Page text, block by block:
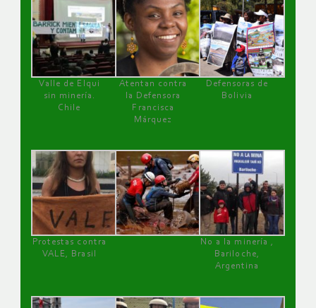
Valle de Elqui
sin minería.
Chile
Atentan contra
la Defensora
Francisca
Márquez
Defensoras de
Bolivia
Protestas contra
VALE, Brasil
No a la minería ,
Bariloche,
Argentina